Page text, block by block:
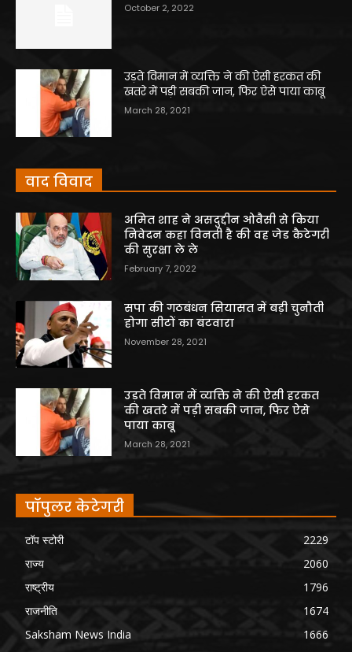
October 2, 2022
उड़ते विमान में व्यक्ति ने की ऐसी हरकत की
खतरे में पड़ी सबकी जान, फिर ऐसे पाया काबू
March 28, 2021
वाद विवाद
अमित शाह ने असदुद्दीन ओवैसी से किया
निवेदन कहा विनती है की वह जेड कैटेगरी
की सुरक्षा ले ले
February 7, 2022
सपा की गठबंधन सियासत में बड़ी चुनौती
होगा सीटों का बंटवारा
November 28, 2021
उड़ते विमान में व्यक्ति ने की ऐसी हरकत
की खतरे में पड़ी सबकी जान, फिर ऐसे
पाया काबू
March 28, 2021
पॉपुलर केटेगरी
टॉप स्टोरी
2229
राज्य
2060
राष्ट्रीय
1796
राजनीति
1674
Saksham News India
1666